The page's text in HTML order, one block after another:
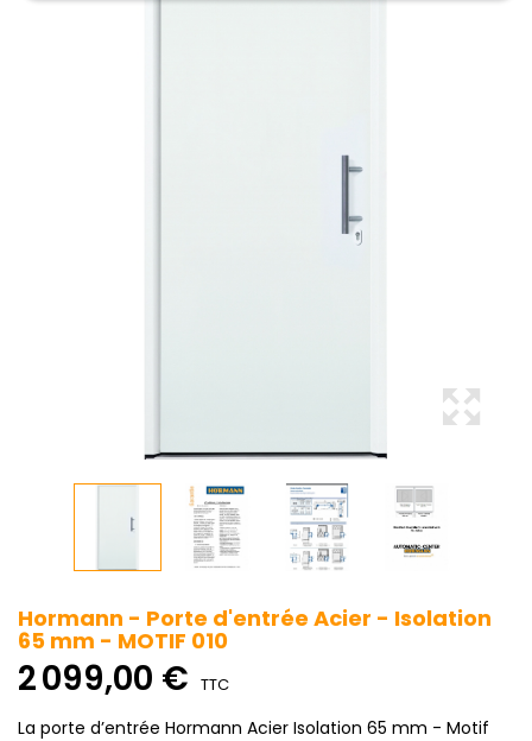
Promo !
Hormann - Porte d'entrée Acier - Isolation
65 mm - MOTIF 010
2 099,00 € TTC
La porte d’entrée Hormann Acier Isolation 65 mm - Motif